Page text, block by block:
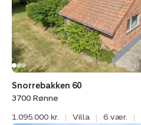
Snorrebakken 60
3700 Rønne
1.095.000 kr.
| Villa | 6 vær. |